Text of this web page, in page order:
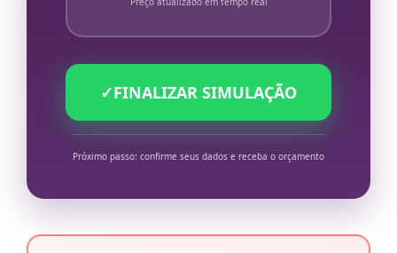
✓FINALIZAR SIMULAÇÃO
Próximo passo: confirme seus dados e receba o orçamento